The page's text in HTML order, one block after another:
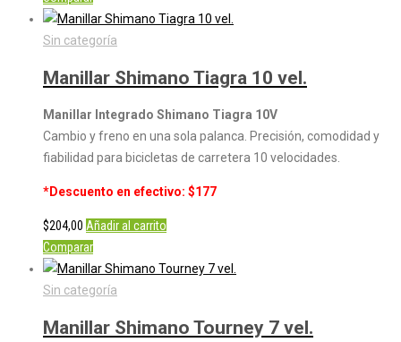
Sin categoría
Manillar Shimano Tiagra 10 vel.
Manillar Integrado Shimano Tiagra 10V
Cambio y freno en una sola palanca. Precisión, comodidad y
fiabilidad para bicicletas de carretera 10 velocidades.
*Descuento en efectivo: $177
$204,00 Añadir al carrito
Comparar
Sin categoría
Manillar Shimano Tourney 7 vel.